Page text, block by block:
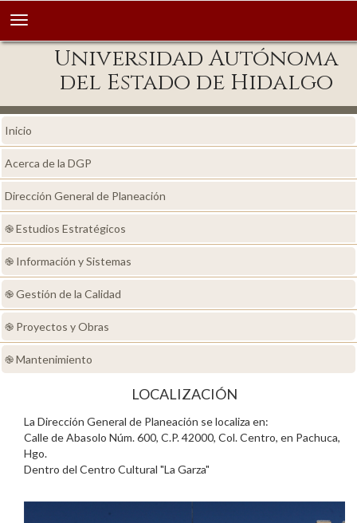
Universidad Autónoma
del Estado de Hidalgo
Inicio
Acerca de la DGP
Dirección General de Planeación
֎ Estudios Estratégicos
֎ Información y Sistemas
֎ Gestión de la Calidad
֎ Proyectos y Obras
֎ Mantenimiento
LOCALIZACIÓN
La Dirección General de Planeación se localiza en:
Calle de Abasolo Núm. 600, C.P. 42000, Col. Centro, en Pachuca,
Hgo.
Dentro del Centro Cultural "La Garza"